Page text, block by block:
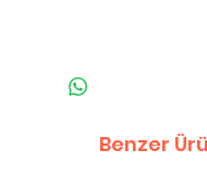
Benzer